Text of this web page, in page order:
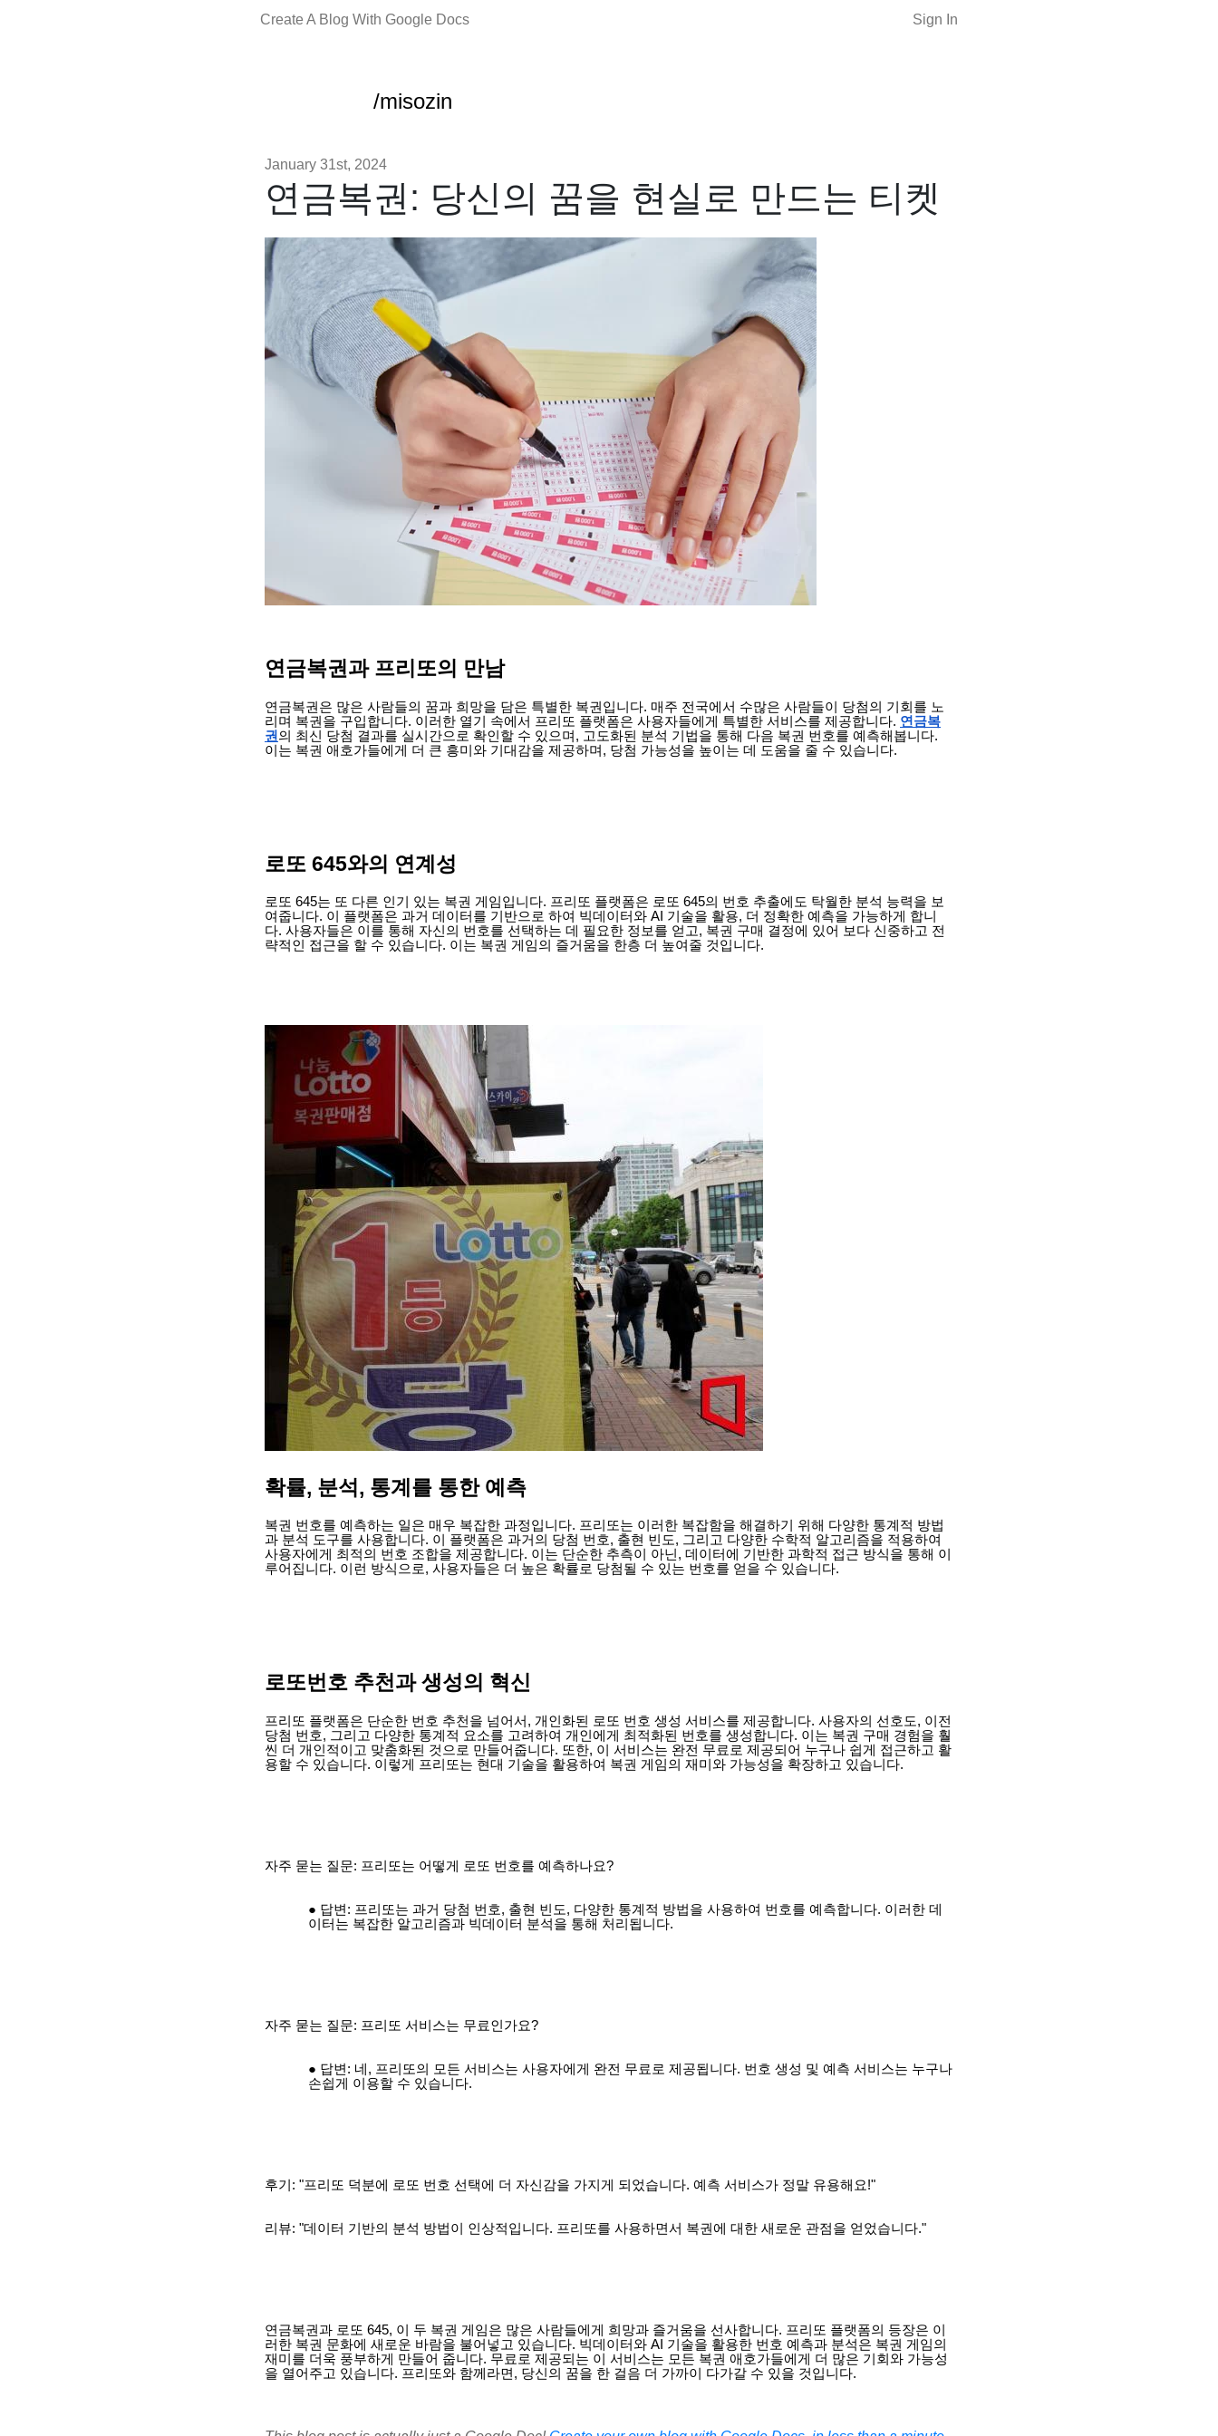
Create A Blog With Google Docs Sign In
/misozin
January 31st, 2024
연금복권: 당신의 꿈을 현실로 만드는 티켓
연금복권과 프리또의 만남
연금복권은 많은 사람들의 꿈과 희망을 담은 특별한 복권입니다. 매주 전국에서 수많은 사람들이 당첨의 기회를 노
리며 복권을 구입합니다. 이러한 열기 속에서 프리또 플랫폼은 사용자들에게 특별한 서비스를 제공합니다. 연금복
권 의 최신 당첨 결과를 실시간으로 확인할 수 있으며, 고도화된 분석 기법을 통해 다음 복권 번호를 예측해봅니다.
이는 복권 애호가들에게 더 큰 흥미와 기대감을 제공하며, 당첨 가능성을 높이는 데 도움을 줄 수 있습니다.
로또 645와의 연계성
로또 645는 또 다른 인기 있는 복권 게임입니다. 프리또 플랫폼은 로또 645의 번호 추출에도 탁월한 분석 능력을 보
여줍니다. 이 플랫폼은 과거 데이터를 기반으로 하여 빅데이터와 AI 기술을 활용, 더 정확한 예측을 가능하게 합니
다. 사용자들은 이를 통해 자신의 번호를 선택하는 데 필요한 정보를 얻고, 복권 구매 결정에 있어 보다 신중하고 전
략적인 접근을 할 수 있습니다. 이는 복권 게임의 즐거움을 한층 더 높여줄 것입니다.
확률, 분석, 통계를 통한 예측
복권 번호를 예측하는 일은 매우 복잡한 과정입니다. 프리또는 이러한 복잡함을 해결하기 위해 다양한 통계적 방법
과 분석 도구를 사용합니다. 이 플랫폼은 과거의 당첨 번호, 출현 빈도, 그리고 다양한 수학적 알고리즘을 적용하여
사용자에게 최적의 번호 조합을 제공합니다. 이는 단순한 추측이 아닌, 데이터에 기반한 과학적 접근 방식을 통해 이
루어집니다. 이런 방식으로, 사용자들은 더 높은 확률로 당첨될 수 있는 번호를 얻을 수 있습니다.
로또번호 추천과 생성의 혁신
프리또 플랫폼은 단순한 번호 추천을 넘어서, 개인화된 로또 번호 생성 서비스를 제공합니다. 사용자의 선호도, 이전
당첨 번호, 그리고 다양한 통계적 요소를 고려하여 개인에게 최적화된 번호를 생성합니다. 이는 복권 구매 경험을 훨
씬 더 개인적이고 맞춤화된 것으로 만들어줍니다. 또한, 이 서비스는 완전 무료로 제공되어 누구나 쉽게 접근하고 활
용할 수 있습니다. 이렇게 프리또는 현대 기술을 활용하여 복권 게임의 재미와 가능성을 확장하고 있습니다.
자주 묻는 질문: 프리또는 어떻게 로또 번호를 예측하나요?
답변: 프리또는 과거 당첨 번호, 출현 빈도, 다양한 통계적 방법을 사용하여 번호를 예측합니다. 이러한 데
이터는 복잡한 알고리즘과 빅데이터 분석을 통해 처리됩니다.
자주 묻는 질문: 프리또 서비스는 무료인가요?
답변: 네, 프리또의 모든 서비스는 사용자에게 완전 무료로 제공됩니다. 번호 생성 및 예측 서비스는 누구나
손쉽게 이용할 수 있습니다.
후기: "프리또 덕분에 로또 번호 선택에 더 자신감을 가지게 되었습니다. 예측 서비스가 정말 유용해요!"
리뷰: "데이터 기반의 분석 방법이 인상적입니다. 프리또를 사용하면서 복권에 대한 새로운 관점을 얻었습니다."
연금복권과 로또 645, 이 두 복권 게임은 많은 사람들에게 희망과 즐거움을 선사합니다. 프리또 플랫폼의 등장은 이
러한 복권 문화에 새로운 바람을 불어넣고 있습니다. 빅데이터와 AI 기술을 활용한 번호 예측과 분석은 복권 게임의
재미를 더욱 풍부하게 만들어 줍니다. 무료로 제공되는 이 서비스는 모든 복권 애호가들에게 더 많은 기회와 가능성
을 열어주고 있습니다. 프리또와 함께라면, 당신의 꿈을 한 걸음 더 가까이 다가갈 수 있을 것입니다.